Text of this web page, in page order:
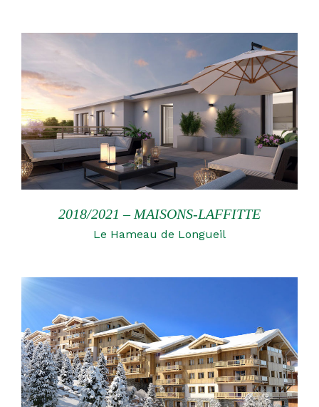
2018/2021 – MAISONS-LAFFITTE
Le Hameau de Longueil